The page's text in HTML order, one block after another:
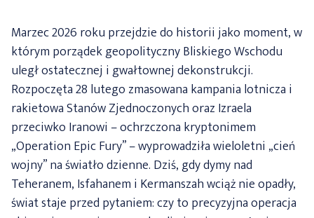
Marzec 2026 roku przejdzie do historii jako moment, w
którym porządek geopolityczny Bliskiego Wschodu
uległ ostatecznej i gwałtownej dekonstrukcji.
Rozpoczęta 28 lutego zmasowana kampania lotnicza i
rakietowa Stanów Zjednoczonych oraz Izraela
przeciwko Iranowi – ochrzczona kryptonimem
„Operation Epic Fury” – wyprowadziła wieloletni „cień
wojny” na światło dzienne. Dziś, gdy dymy nad
Teheranem, Isfahanem i Kermanszah wciąż nie opadły,
świat staje przed pytaniem: czy to precyzyjna operacja